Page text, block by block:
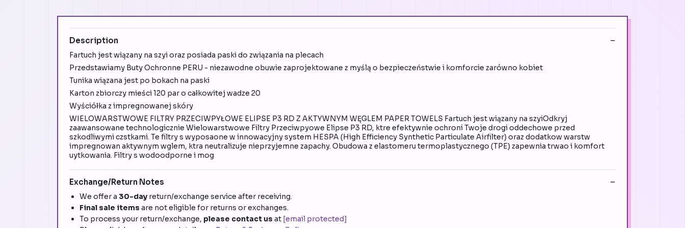
Description
Fartuch jest wiązany na szyi oraz posiada paski do związania na plecach
Przedstawiamy Buty Ochronne PERU - niezawodne obuwie zaprojektowane z myślą o bezpieczeństwie i komforcie zarówno kobiet
Tunika wiązana jest po bokach na paski
Karton zbiorczy mieści 120 par o całkowitej wadze 20
Wyściółka z impregnowanej skóry
WIELOWARSTWOWE FILTRY PRZECIWPYŁOWE ELIPSE P3 RD Z AKTYWNYM WĘGLEM PAPER TOWELS Fartuch jest wiązany na szyiOdkryj
zaawansowane technologicznie Wielowarstwowe Filtry Przeciwpyowe Elipse P3 RD, ktre efektywnie ochroni Twoje drogi oddechowe przed
szkodliwymi czstkami. Te filtry s wyposaone w innowacyjny system HESPA (High Efficiency Synthetic Particulate Airfilter) oraz dodatkow warstw
impregnowan aktywnym wglem, ktra neutralizuje nieprzyjemne zapachy. Obudowa z elastomeru termoplastycznego (TPE) zapewnia trwao i komfort
uytkowania. Filtry s wodoodporne i mog
Exchange/Return Notes
We offer a 30-day return/exchange service after receiving.
Final sale items are not eligible for returns or exchanges.
To process your return/exchange, please contact us at [email protected]